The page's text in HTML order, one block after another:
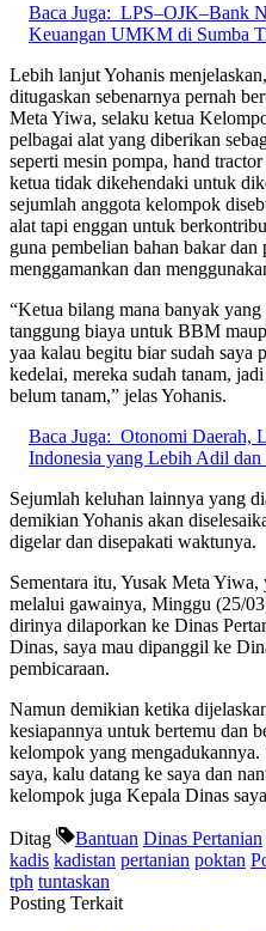
Baca Juga: LPS–OJK–Bank
Keuangan UMKM di Sumba
Lebih lanjut Yohanis
ditugaskan sebenarnya pernah
Meta Yiwa, selaku ketua
pelbagai alat yang diberikan
seperti mesin pompa, hand
ketua tidak dikehendaki untuk
sejumlah anggota kelompok
alat tapi enggan untuk
guna pembelian bahan bakar
menggamankan dan
“Ketua bilang mana banyak
tanggung biaya untuk BBM
yaa kalau begitu biar sudah
kedelai, mereka sudah tanam,
belum tanam,” jelas Yohanis.
Baca Juga: Otonomi Daerah,
Indonesia yang Lebih Adil dan
Sejumlah keluhan lainnya yang
demikian Yohanis akan
digelar dan disepakati waktunya.
Sementara itu, Yusak Meta
melalui gawainya, Minggu (25/
dirinya dilaporkan ke Dinas
Dinas, saya mau dipanggil ke
pembicaraan.
Namun demikian ketika
kesiapannya untuk bertemu dan
kelompok yang
saya, kalu datang ke saya dan
kelompok juga Kepala Dinas
Ditag Bantuan Dinas Pertanian
kadis kadistan pertanian poktan
tph tuntaskan
Posting Terkait